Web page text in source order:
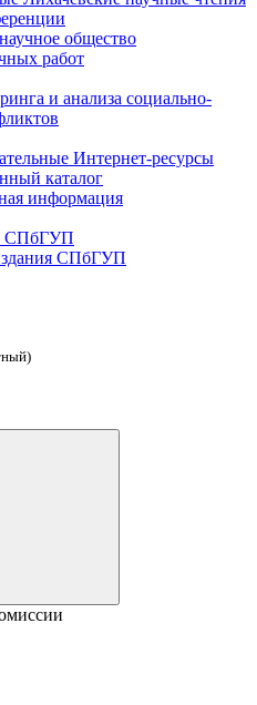
общество
работ
и анализа социально-
Интернет-ресурсы
каталог
информация
СПбГУП
СПбГУП